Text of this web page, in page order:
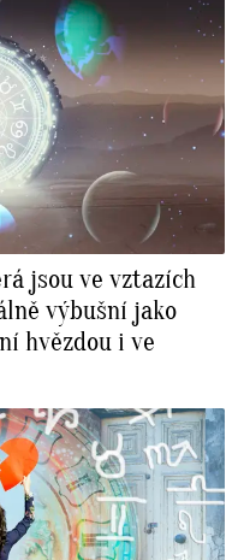
jsou ve vztazích
výbušní jako
hvězdou i ve